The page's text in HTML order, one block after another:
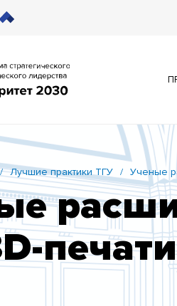
/ Лучшие практики ТГУ / Ученые